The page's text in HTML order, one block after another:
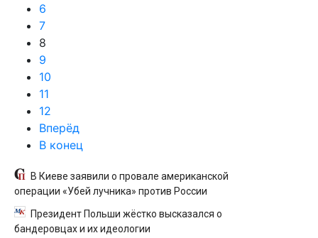
6
7
8
9
10
11
12
Вперёд
В конец
В Киеве заявили о провале американской
операции «Убей лучника» против России
Президент Польши жёстко высказался о
бандеровцах и их идеологии